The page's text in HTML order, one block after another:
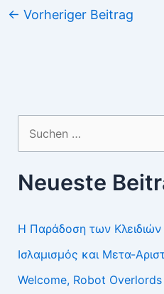
← Vorheriger Beitrag
Suchen
nach:
Neueste
Η Παράδοση των Κλειδιών
Ισλαμισμός και Μετα-
Welcome, Robot Overlords